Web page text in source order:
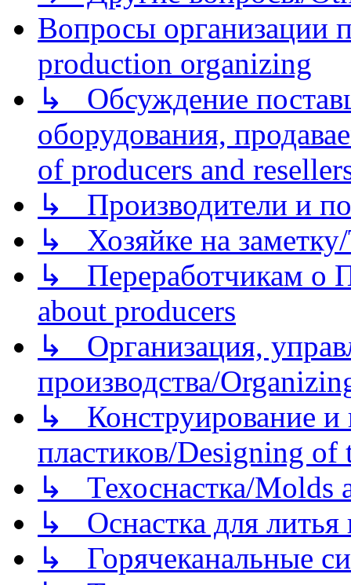
Вопросы организации
production organizing
↳ Обсуждение
оборудования,
of producers and
↳ Производители и
↳ Хозяйке на
↳ Переработчикам о
about producers
↳ Организация,
производства/
↳ Конструирование и
пластиков/Designing of
↳ Техоснастка/Molds
↳ Оснастка для литья
↳ Горячеканальные